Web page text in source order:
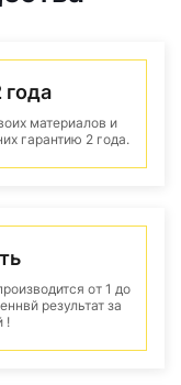
года
материалов и
гарантию 2 года.
от 1 до
результат за
!